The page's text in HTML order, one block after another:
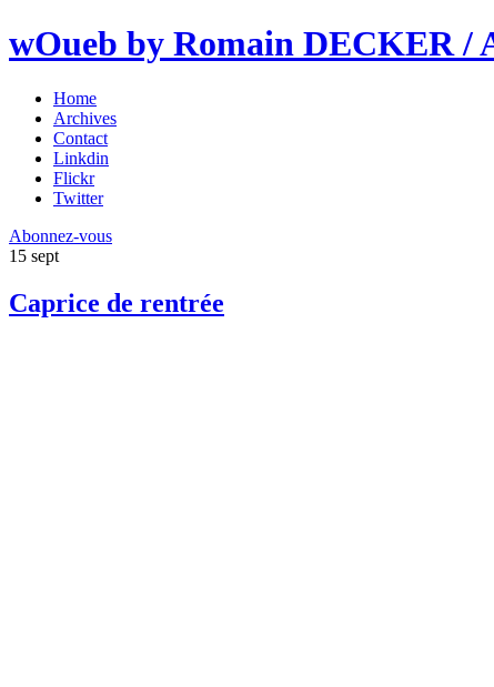
wOueb by Romain DECKER /
Home
Archives
Contact
Linkdin
Flickr
Twitter
Abonnez-vous
15 sept
Caprice de rentrée